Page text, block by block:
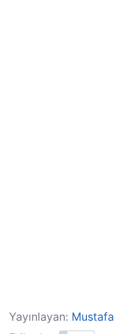
Yayınlayan: Mustafa